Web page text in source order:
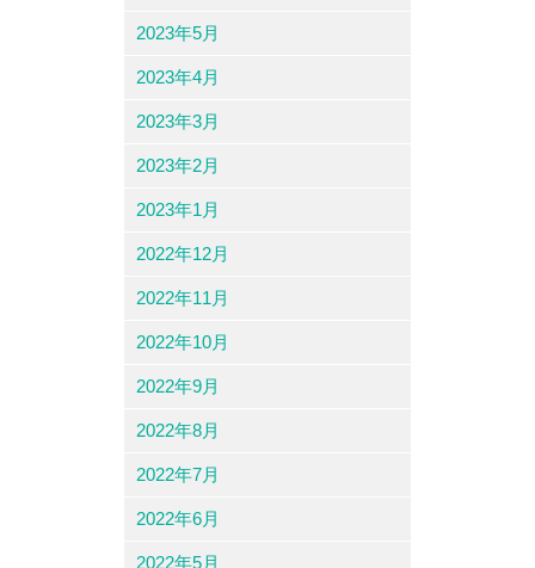
2023年5月
2023年4月
2023年3月
2023年2月
2023年1月
2022年12月
2022年11月
2022年10月
2022年9月
2022年8月
2022年7月
2022年6月
2022年5月